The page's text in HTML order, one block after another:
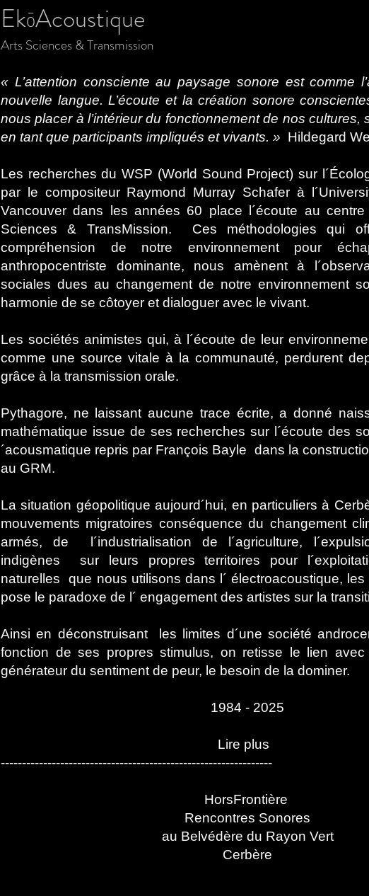
EkōAcoustique
Arts Sciences & Transmission
« L’attention consciente au paysage sonore est comme
nouvelle langue. L’écoute et la création sonore
nous placer à l’intérieur du fonctionnement de nos cultures,
en tant que participants impliqués et vivants. » Hildegard
Les recherches du WSP (World Sound Project) sur
par le compositeur Raymond Murray Schafer à
Vancouver dans les années 60 place l´écoute au
Sciences & TransMission. Ces méthodologies qui
compréhension de notre environnement pour
anthropocentriste dominante, nous amènent à
sociales dues au changement de notre environnement
harmonie de se côtoyer et dialoguer avec le vivant.
Les sociétés animistes qui, à l´écoute de leur
comme une source vitale à la communauté, perdurent
grâce à la transmission orale.
Pythagore, ne laissant aucune trace écrite, a donné
mathématique issue de ses recherches sur l´écoute des
´acousmatique repris par François Bayle dans la
au GRM.
La situation géopolitique aujourd´hui, en particuliers à
mouvements migratoires conséquence du changement
armés, de l´industrialisation de l´agriculture,
indigènes sur leurs propres territoires pour
naturelles que nous utilisons dans l´ électroacoustique,
pose le paradoxe de l´ engagement des artistes sur la
​Ainsi en déconstruisant les limites d´une société
fonction de ses propres stimulus, on retisse le lien avec
générateur du sentiment de peur, le besoin de la dominer.
1984 - 2025
Lire plus
----------------------------------------------------------------
HorsFrontière
Rencontres Sonores
au Belvédère du Rayon Vert
Cerbère​